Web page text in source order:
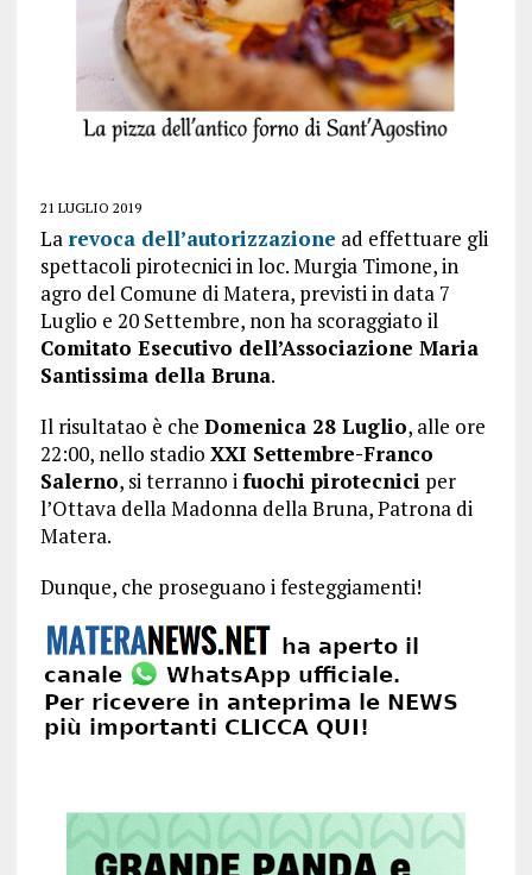
21 LUGLIO 2019
La revoca dell’autorizzazione ad effettuare gli
spettacoli pirotecnici in loc. Murgia Timone, in
agro del Comune di Matera, previsti in data 7
Luglio e 20 Settembre, non ha scoraggiato il
Comitato Esecutivo dell’Associazione Maria
Santissima della Bruna.
Il risultatao è che Domenica 28 Luglio, alle ore
22:00, nello stadio XXI Settembre-Franco
Salerno, si terranno ifuochi pirotecnici per
l’Ottava della Madonna della Bruna, Patrona di
Matera.
Dunque, che proseguano i festeggiamenti!